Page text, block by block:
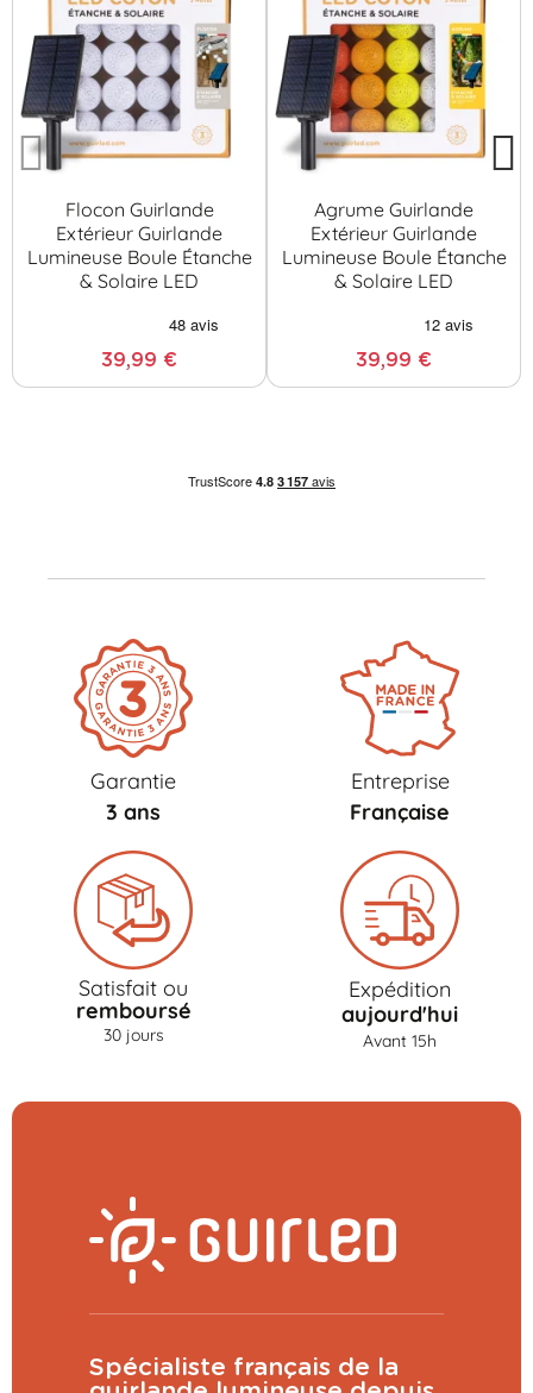
Flocon Guirlande
Extérieur Guirlande
Lumineuse Boule Étanche
& Solaire LED
39,99 €
Agrume Guirlande
Extérieur Guirlande
Lumineuse Boule Étanche
& Solaire LED
39,99 €
Garantie
3 ans
Entreprise
Française
Satisfait ou
remboursé
30 jours
Expédition
aujourd'hui
Avant 15h
Spécialiste français de la